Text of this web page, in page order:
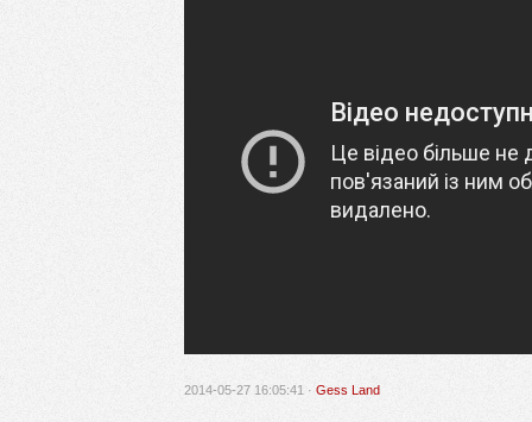
2014-05-27 16:05:41 · Gess Land